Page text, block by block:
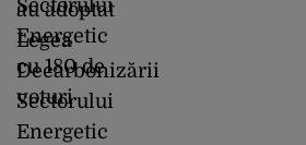
au adoptat
Legea
Decarbonizării
Sectorului
Energetic